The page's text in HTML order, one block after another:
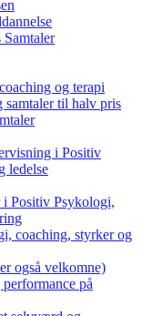
og terapi
samtaler til halv pris
i Positiv
ledelse
Positiv Psykologi,
coaching, styrker og
også velkomne)
på